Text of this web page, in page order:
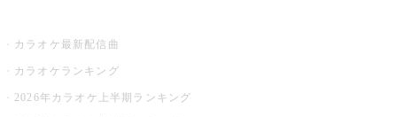
カラオケ最新配信曲
カラオケランキング
2026年カラオケ上半期ランキング